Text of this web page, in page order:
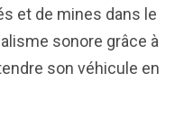
et de mines dans le
sonore grâce à
son véhicule en